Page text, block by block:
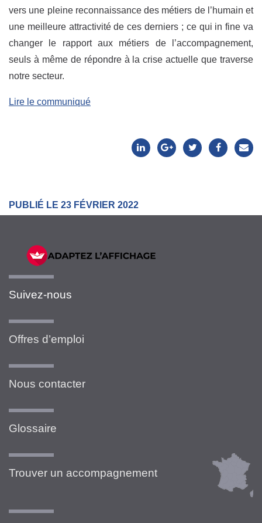
vers une pleine reconnaissance des métiers de l’humain et
une meilleure attractivité de ces derniers ; ce qui in fine va
changer le rapport aux métiers de l’accompagnement,
seuls à même de répondre à la crise actuelle que traverse
notre secteur.
Lire le communiqué
PUBLIÉ LE 23 FÉVRIER 2022
Suivez-nous
Offres d’emploi
Nous contacter
Glossaire
Trouver un accompagnement